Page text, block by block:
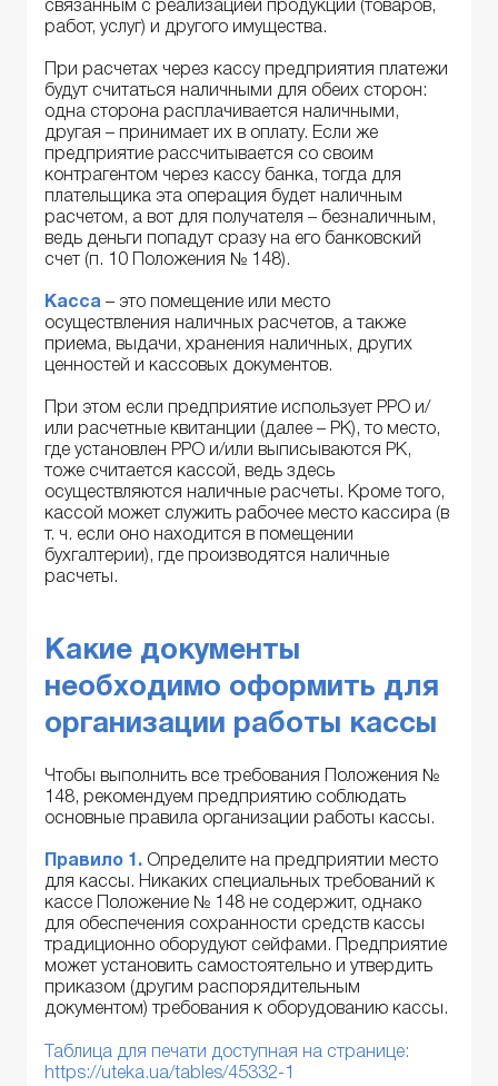
связанным с реализацией продукции (товаров,
работ, услуг) и другого имущества.
При расчетах через кассу предприятия платежи
будут считаться наличными для обеих сторон:
одна сторона расплачивается наличными,
другая – принимает их в оплату. Если же
предприятие рассчитывается со своим
контрагентом через кассу банка, тогда для
плательщика эта операция будет наличным
расчетом, а вот для получателя – безналичным,
ведь деньги попадут сразу на его банковский
счет (п. 10 Положения № 148).
Касса – это помещение или место
осуществления наличных расчетов, а также
приема, выдачи, хранения наличных, других
ценностей и кассовых документов.
При этом если предприятие использует РРО и/
или расчетные квитанции (далее – РК), то место,
где установлен РРО и/или выписываются РК,
тоже считается кассой, ведь здесь
осуществляются наличные расчеты. Кроме того,
кассой может служить рабочее место кассира (в
т. ч. если оно находится в помещении
бухгалтерии), где производятся наличные
расчеты.
Какие документы
необходимо оформить для
организации работы кассы
Чтобы выполнить все требования Положения №
148, рекомендуем предприятию соблюдать
основные правила организации работы кассы.
Правило 1. Определите на предприятии место
для кассы. Никаких специальных требований к
кассе Положение № 148 не содержит, однако
для обеспечения сохранности средств кассы
традиционно оборудуют сейфами. Предприятие
может установить самостоятельно и утвердить
приказом (другим распорядительным
документом) требования к оборудованию кассы.
Таблица для печати доступная на странице:
https://uteka.ua/tables/45332-1